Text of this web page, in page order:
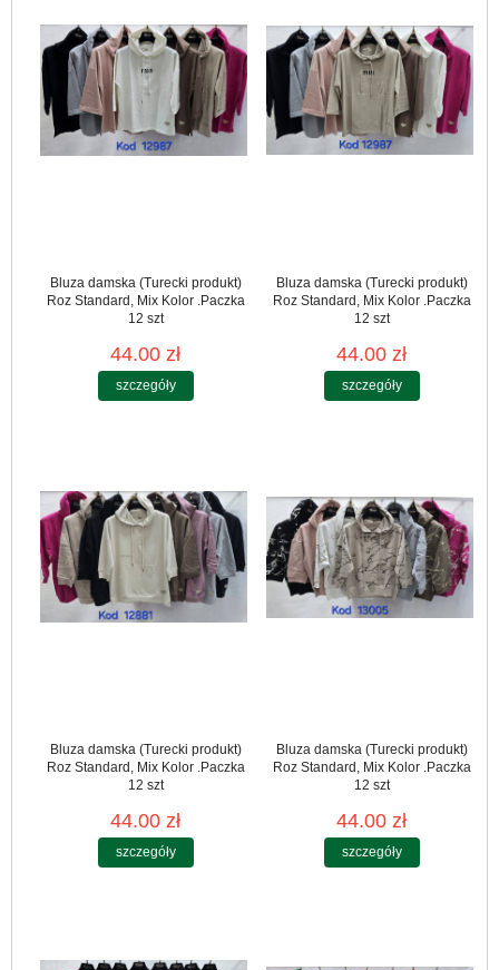
Bluza damska (Turecki produkt)
Roz Standard, Mix Kolor .Paczka
12 szt
44.00 zł
szczegóły
Bluza damska (Turecki produkt)
Roz Standard, Mix Kolor .Paczka
12 szt
44.00 zł
szczegóły
Bluza damska (Turecki produkt)
Roz Standard, Mix Kolor .Paczka
12 szt
44.00 zł
szczegóły
Bluza damska (Turecki produkt)
Roz Standard, Mix Kolor .Paczka
12 szt
44.00 zł
szczegóły